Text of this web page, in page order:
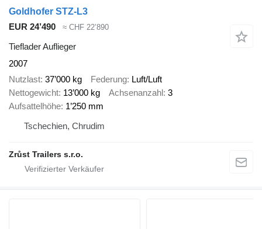
Goldhofer STZ-L3
EUR 24’490
≈ CHF 22’890
Tieflader Auflieger
2007
Nutzlast 37’000 kg Federung Luft/Luft
Nettogewicht 13’000 kg Achsenanzahl 3
Aufsattelhöhe 1’250 mm
Tschechien, Chrudim
Zrůst Trailers s.r.o.